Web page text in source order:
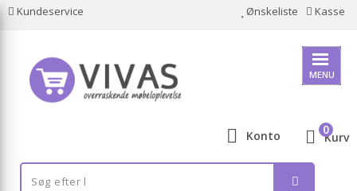
Kundeservice Ønskeliste Kasse
MENU
Konto Kurv
0